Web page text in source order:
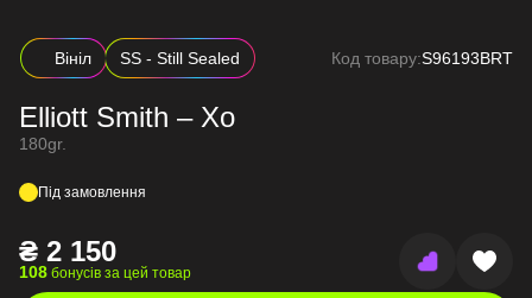
Вініл SS - Still Sealed Код товару:S96193BRT
Elliott Smith – Xo
180gr.
Під замовлення
₴ 2 150
108 бонусів за цей товар